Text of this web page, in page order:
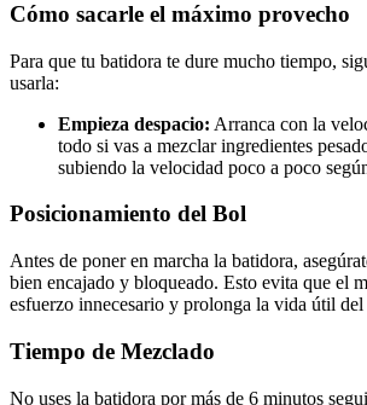
Cómo sacarle el máximo provecho
Para que tu batidora te dure mucho tiempo,
usarla:
Empieza despacio: Arranca con la
todo si vas a mezclar ingredientes
subiendo la velocidad poco a poco
Posicionamiento del Bol
Antes de poner en marcha la batidora,
bien encajado y bloqueado. Esto evita que el
esfuerzo innecesario y prolonga la vida útil del
Tiempo de Mezclado
No uses la batidora por más de 6 minutos